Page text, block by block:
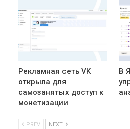
Рекламная сеть VK
открыла для
самозанятых доступ к
монетизации
В
PREV NEXT